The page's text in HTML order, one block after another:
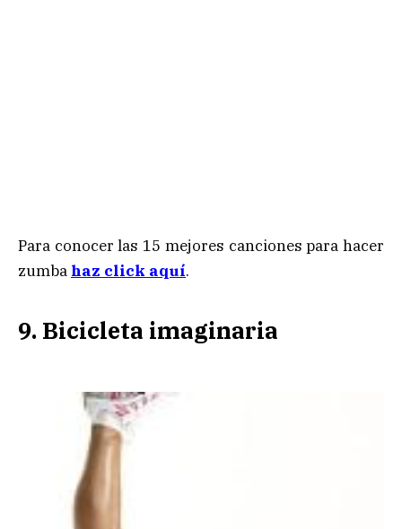
Para conocer las 15 mejores canciones para hacer
zumba haz click aquí.
9. Bicicleta imaginaria